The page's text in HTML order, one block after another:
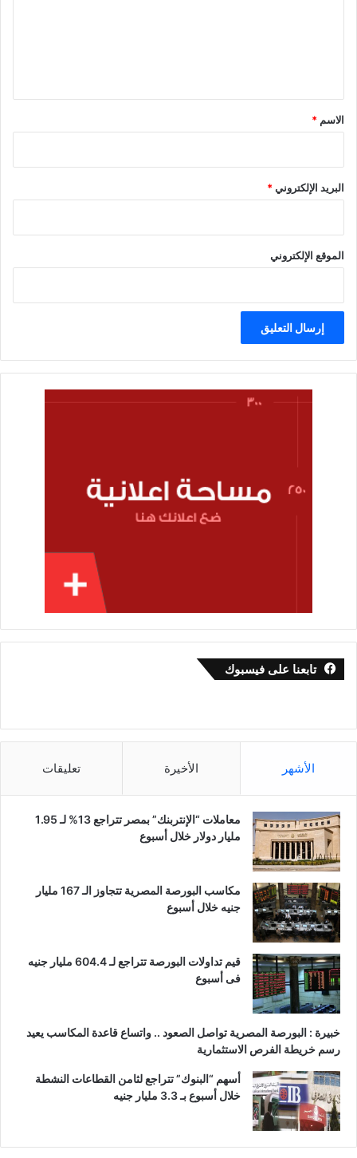
*
الاسم *
البريد الإلكتروني*
الموقع الإلكتروني
تابعنا على فيسبوك
الأشهر الأخيرة تعليقات
معاملات “الإنتربنك” بمصر تتراجع 13% لـ 1.95
مليار دولار خلال أسبوع
مكاسب البورصة المصرية تتجاوز الـ 167 مليار
جنيه خلال أسبوع
قيم تداولات البورصة تتراجع لـ 604.4 مليار جنيه
فى أسبوع
خبيرة : البورصة المصرية تواصل الصعود .. واتساع قاعدة المكاسب يعيد
رسم خريطة الفرص الاستثمارية
أسهم “البنوك” تتراجع لثامن القطاعات النشطة
خلال أسبوع بـ 3.3 مليار جنيه